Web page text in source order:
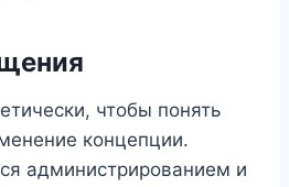
чтобы понять
концепции.
администрированием и